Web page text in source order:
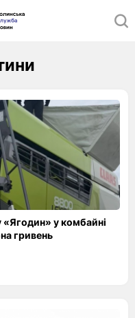
«Ягодин» у комбайні
гривень